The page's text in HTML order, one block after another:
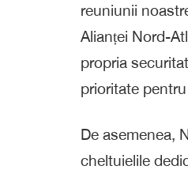
reuniunii
Alianței Nord-
propria
prioritate
De asemenea,
cheltuielile